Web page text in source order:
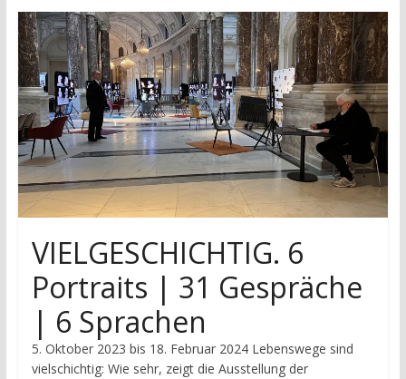
VIELGESCHICHTIG. 6
Portraits | 31 Gespräche
| 6 Sprachen
5. Oktober 2023 bis 18. Februar 2024 Lebenswege sind
vielschichtig: Wie sehr, zeigt die Ausstellung der